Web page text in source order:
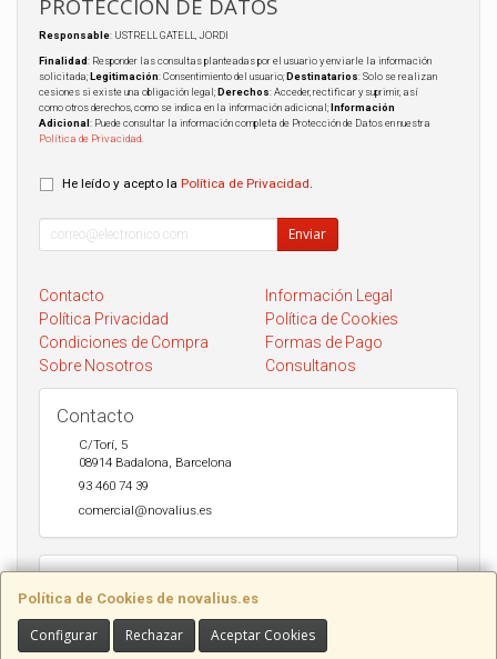
Política de Cookies de novalius.es
Configurar Rechazar Aceptar Cookies
PROTECCIÓN DE DATOS
Responsable: USTRELL GATELL, JORDI
Finalidad: Responder las consultas planteadas por el usuario y enviarle la información
solicitada;Legitimación: Consentimiento del usuario;Destinatarios: Solo se realizan
cesiones si existe una obligación legal;Derechos: Acceder, rectificar y suprimir, así
como otros derechos, como se indica en la información adicional;Información
Adicional: Puede consultar la información completa de Protección de Datos en nuestra
Política de Privacidad
He leído y acepto la Política de Privacidad.
Enviar
Contacto
Información Legal
Política Privacidad
Política de Cookies
Condiciones de Compra
Formas de Pago
Sobre Nosotros
Consultanos
Contacto
C/Torí, 5
08914 Badalona, Barcelona
93 460 74 39
comercial@novalius.es
20h. Sábados de 10h a 14h. Envio a toda España en 24-72h Seur y
DHL.